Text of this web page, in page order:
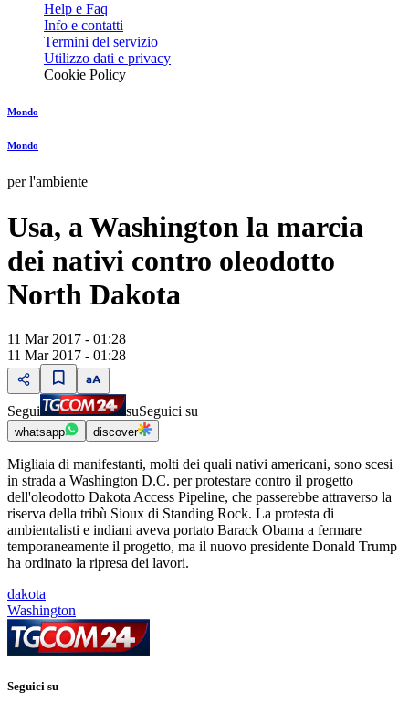
Help e Faq
Info e contatti
Termini del servizio
Utilizzo dati e privacy
Cookie Policy
Mondo
Mondo
per l'ambiente
Usa, a Washington la marcia
dei nativi contro oleodotto
North Dakota
11 Mar 2017 - 01:28
11 Mar 2017 - 01:28
Segui suSeguici su
whatsapp discover
Migliaia di manifestanti, molti dei quali nativi americani, sono scesi
in strada a Washington D.C. per protestare contro il progetto
dell'oleodotto Dakota Access Pipeline, che passerebbe attraverso la
riserva della tribù Sioux di Standing Rock. La protesta di
ambientalisti e indiani aveva portato Barack Obama a fermare
temporaneamente il progetto, ma il nuovo presidente Donald Trump
ha ordinato la ripresa dei lavori.
dakota
Washington
Seguici su